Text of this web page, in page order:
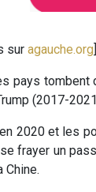
sur agauche.org]
pays tombent
(2017-
2020 et les
frayer un
Chine.